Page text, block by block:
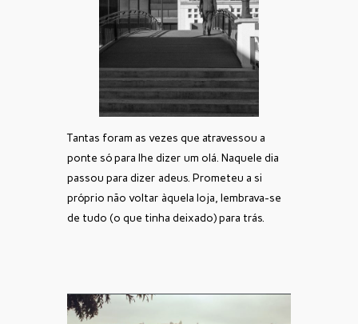
Tantas foram as vezes que atravessou a
ponte só para lhe dizer um olá. Naquele dia
passou para dizer adeus. Prometeu a si
próprio não voltar àquela loja, lembrava-se
de tudo (o que tinha deixado) para trás.